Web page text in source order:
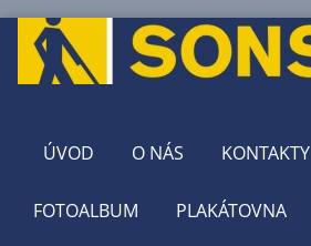
ÚVOD O NÁS KONTAKTY
FOTOALBUM PLAKÁTOVNA